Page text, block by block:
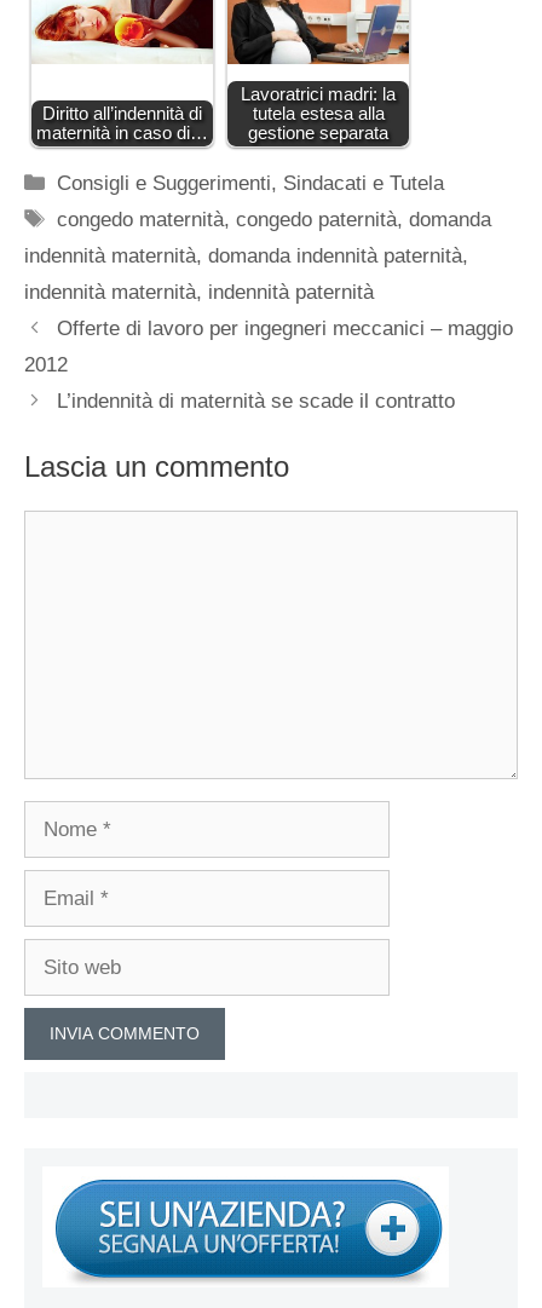
Diritto all’indennità di
maternità in caso di…
Lavoratrici madri: la
tutela estesa alla
gestione separata
Categorie
Consigli e Suggerimenti, Sindacati e Tutela
Tag
congedo maternità,congedo paternità,domanda
indennità maternità, domanda indennità paternità,
indennità maternità, indennità paternità
Offerte di lavoro per ingegneri meccanici – maggio
2012
L’indennità di maternità se scade il contratto
Lascia un commento
Nome
Email
Sito